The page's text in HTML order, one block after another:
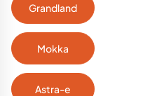
Grandland
Mokka
Astra-e